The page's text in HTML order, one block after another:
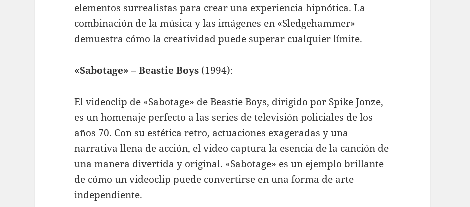
elementos surrealistas para crear una experiencia hipnótica. La
combinación de la música y las imágenes en «Sledgehammer»
demuestra cómo la creatividad puede superar cualquier límite.
«Sabotage» – Beastie Boys (1994):
El videoclip de «Sabotage» de Beastie Boys, dirigido por Spike Jonze,
es un homenaje perfecto a las series de televisión policiales de los
años 70. Con su estética retro, actuaciones exageradas y una
narrativa llena de acción, el video captura la esencia de la canción de
una manera divertida y original. «Sabotage» es un ejemplo brillante
de cómo un videoclip puede convertirse en una forma de arte
independiente.